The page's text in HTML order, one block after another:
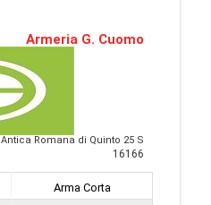
Armeria G. Cuomo
Antica Romana di Quinto 25 S
16166
Arma Corta